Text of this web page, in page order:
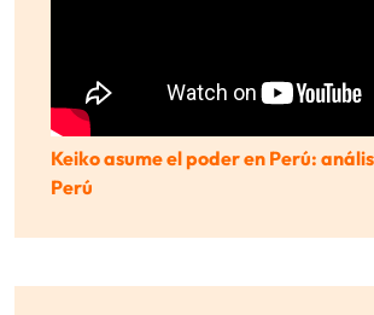
Keiko asume el poder en Perú:
Perú